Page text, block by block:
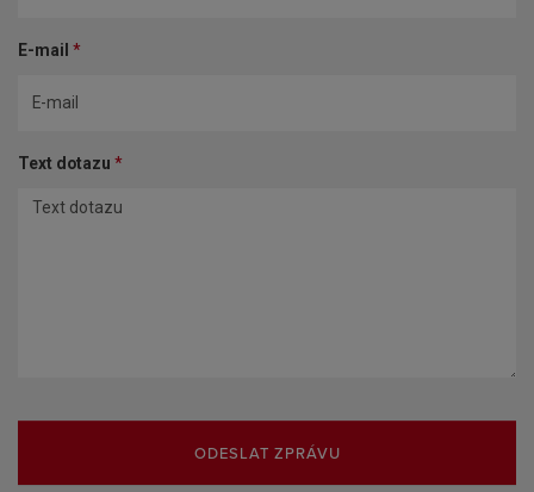
E-mail *
Text dotazu *
ODESLAT ZPRÁVU